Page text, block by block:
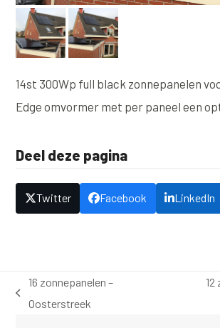
14st 300Wp full black zonnepanelen
Edge omvormer met per paneel een
Deel deze pagina
Twitter Facebook LinkedIn
previous
16 zonnepanelen –
Oosterstreek
12